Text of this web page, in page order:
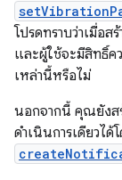
โปรดทราบว่าเมื่อ
และผู้ใช้จะมีสิทธิ์ค
เหล่านี้หรือไม่
นอกจากนี้ คุณยังส
ดำเนินการเดียวได้